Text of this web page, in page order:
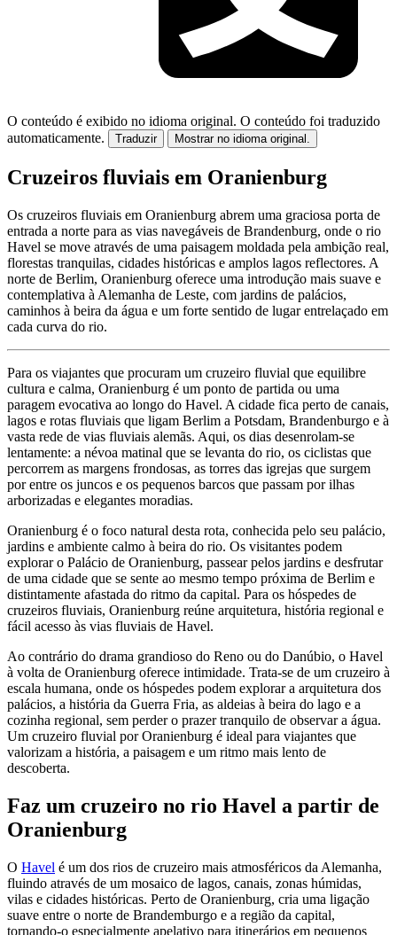
O conteúdo é exibido no idioma original. O conteúdo foi traduzido
automaticamente.
Traduzir Mostrar no idioma original.
Cruzeiros fluviais em Oranienburg
Os cruzeiros fluviais em Oranienburg abrem uma graciosa porta de
entrada a norte para as vias navegáveis de Brandenburg, onde o rio
Havel se move através de uma paisagem moldada pela ambição real,
florestas tranquilas, cidades históricas e amplos lagos reflectores. A
norte de Berlim, Oranienburg oferece uma introdução mais suave e
contemplativa à Alemanha de Leste, com jardins de palácios,
caminhos à beira da água e um forte sentido de lugar entrelaçado em
cada curva do rio.
Para os viajantes que procuram um cruzeiro fluvial que equilibre
cultura e calma, Oranienburg é um ponto de partida ou uma
paragem evocativa ao longo do Havel. A cidade fica perto de canais,
lagos e rotas fluviais que ligam Berlim a Potsdam, Brandenburgo e à
vasta rede de vias fluviais alemãs. Aqui, os dias desenrolam-se
lentamente: a névoa matinal que se levanta do rio, os ciclistas que
percorrem as margens frondosas, as torres das igrejas que surgem
por entre os juncos e os pequenos barcos que passam por ilhas
arborizadas e elegantes moradias.
Oranienburg é o foco natural desta rota, conhecida pelo seu palácio,
jardins e ambiente calmo à beira do rio. Os visitantes podem
explorar o Palácio de Oranienburg, passear pelos jardins e desfrutar
de uma cidade que se sente ao mesmo tempo próxima de Berlim e
distintamente afastada do ritmo da capital. Para os hóspedes de
cruzeiros fluviais, Oranienburg reúne arquitetura, história regional e
fácil acesso às vias fluviais de Havel.
Ao contrário do drama grandioso do Reno ou do Danúbio, o Havel
à volta de Oranienburg oferece intimidade. Trata-se de um cruzeiro à
escala humana, onde os hóspedes podem explorar a arquitetura dos
palácios, a história da Guerra Fria, as aldeias à beira do lago e a
cozinha regional, sem perder o prazer tranquilo de observar a água.
Um cruzeiro fluvial por Oranienburg é ideal para viajantes que
valorizam a história, a paisagem e um ritmo mais lento de
descoberta.
Faz um cruzeiro no rio Havel a partir de
Oranienburg
O Havel é um dos rios de cruzeiro mais atmosféricos da Alemanha,
fluindo através de um mosaico de lagos, canais, zonas húmidas,
vilas e cidades históricas. Perto de Oranienburg, cria uma ligação
suave entre o norte de Brandemburgo e a região da capital,
tornando-o especialmente apelativo para itinerários em pequenos